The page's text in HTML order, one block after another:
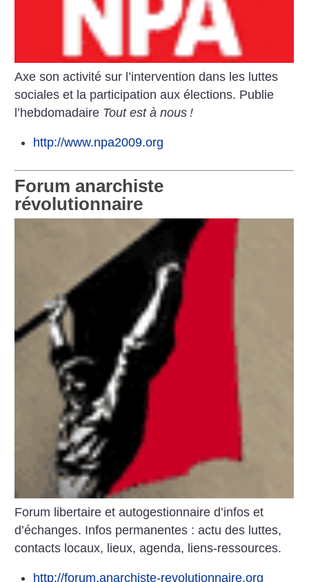
Axe son activité sur l’intervention dans les luttes
sociales et la participation aux élections. Publie
l’hebdomadaire Tout est à nous !
http://www.npa2009.org
Forum anarchiste
révolutionnaire
Forum libertaire et autogestionnaire d’infos et
d’échanges. Infos permanentes : actu des luttes,
contacts locaux, lieux, agenda, liens-ressources.
http://forum.anarchiste-revolutionnaire.org